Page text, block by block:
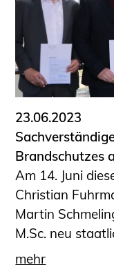
23.06.2023
Brandschutzes
Am 14. Juni
Christian
Martin
M.Sc. neu
mehr